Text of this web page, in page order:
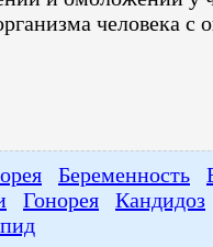
человека
Беременность
Гонорея Кандидоз